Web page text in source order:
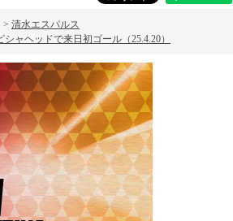
> 清水エスパルス
シャヘッドで来日初ゴール（25.4.20）